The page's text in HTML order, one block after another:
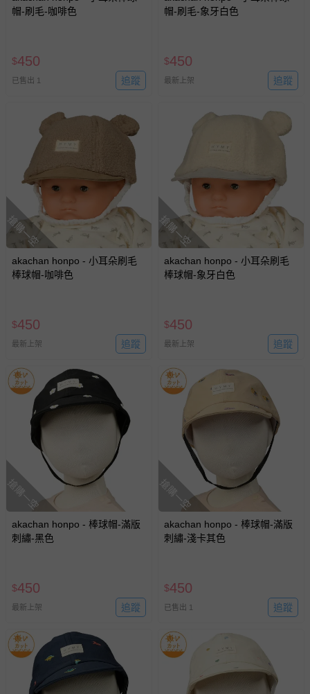
帽-刷毛-咖啡色
$450
已售出 1 追蹤
帽-刷毛-象牙白色
$450
最新上架 追蹤
搶購一空
akachan honpo - 小耳朵刷毛
棒球帽-咖啡色
$450
最新上架 追蹤
搶購一空
akachan honpo - 小耳朵刷毛
棒球帽-象牙白色
$450
最新上架 追蹤
搶購一空
akachan honpo - 棒球帽-滿版
刺繡-黑色
$450
最新上架 追蹤
搶購一空
akachan honpo - 棒球帽-滿版
刺繡-淺卡其色
$450
已售出 1 追蹤